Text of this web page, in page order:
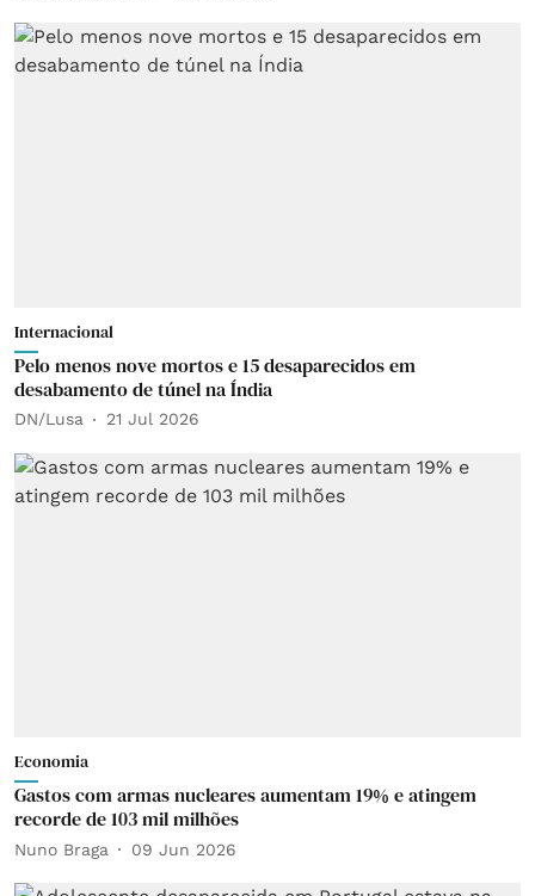
Internacional
Pelo menos nove mortos e 15 desaparecidos em
desabamento de túnel na Índia
DN/Lusa 21 Jul 2026
Economia
Gastos com armas nucleares aumentam 19% e atingem
recorde de 103 mil milhões
Nuno Braga 09 Jun 2026